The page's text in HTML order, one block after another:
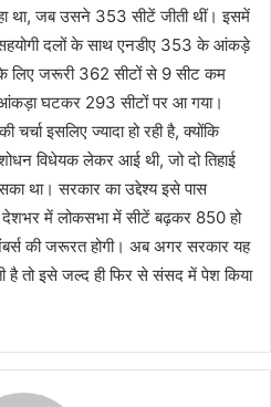
था, जब उसने 353 सीटें जीती थीं। इसमें
दलों के साथ एनडीए 353 के आंकड़े
लिए जरूरी 362 सीटों से 9 सीट कम
घटकर 293 सीटों पर आ गया।
इसलिए ज्यादा हो रही है, क्योंकि
विधेयक लेकर आई थी, जो दो तिहाई
था। सरकार का उद्देश्य इसे पास
देशभर में लोकसभा में सीटें बढ़कर 850 हो
की जरूरत होगी। अब अगर सरकार यह
तो इसे जल्द ही फिर से संसद में पेश किया